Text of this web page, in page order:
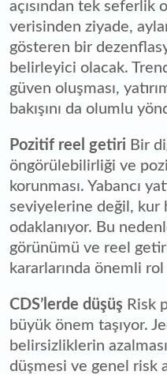
açısından tek seferlik
verisinden ziyade,
gösteren bir
belirleyici olacak.
güven oluşması,
bakışını da olumlu
Pozitif reel getiri Bir
öngörülebilirliği ve
korunması. Yabancı
seviyelerine değil, kur
odaklanıyor. Bu
görünümü ve reel
kararlarında önemli
CDS’lerde düşüş Risk
büyük önem taşıyor.
belirsizliklerin
düşmesi ve genel risk